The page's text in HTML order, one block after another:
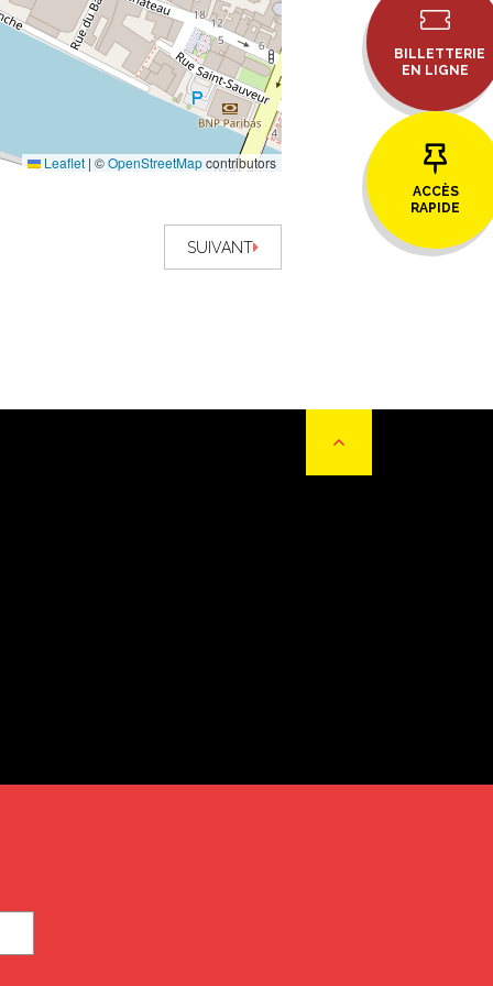
Leaflet | ©OpenStreetMapcontributors
SUIVANT
BILLETTERIE
EN LIGNE
ACCÈS
RAPIDE